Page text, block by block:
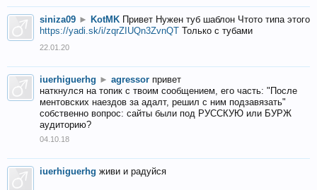
siniza09 ► KotMK Привет Нужен туб шаблон Чтото типа этого
https://yadi.sk/i/zqrZIUQn3ZvnQT Только с тубами
22.01.20
iuerhiguerhg ► agressor привет
наткнулся на топик с твоим сообщением, его часть: "После
ментовских наездов за адалт, решил с ним подзавязать"
собственно вопрос: сайты были под РУССКУЮ или БУРЖ
аудиторию?
04.10.18
iuerhiguerhg живи и радуйся